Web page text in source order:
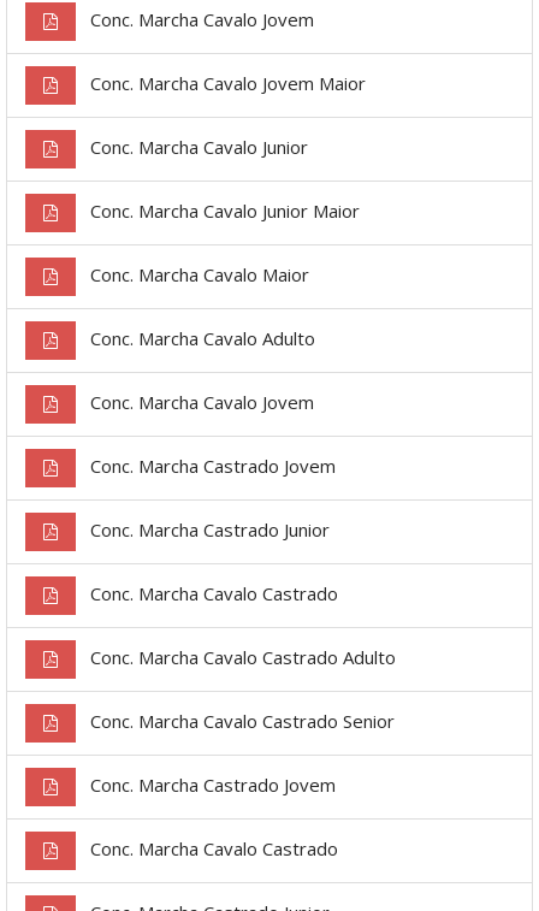
Conc. Marcha Cavalo Jovem
Conc. Marcha Cavalo Jovem Maior
Conc. Marcha Cavalo Junior
Conc. Marcha Cavalo Junior Maior
Conc. Marcha Cavalo Maior
Conc. Marcha Cavalo Adulto
Conc. Marcha Cavalo Jovem
Conc. Marcha Castrado Jovem
Conc. Marcha Castrado Junior
Conc. Marcha Cavalo Castrado
Conc. Marcha Cavalo Castrado Adulto
Conc. Marcha Cavalo Castrado Senior
Conc. Marcha Castrado Jovem
Conc. Marcha Cavalo Castrado